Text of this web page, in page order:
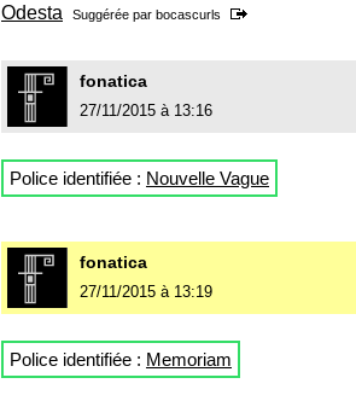
Odesta Suggérée par bocascurls
fonatica
27/11/2015 à 13:16
Police identifiée : Nouvelle Vague
fonatica
27/11/2015 à 13:19
Police identifiée : Memoriam